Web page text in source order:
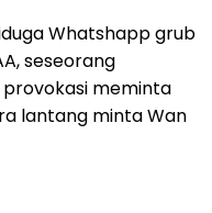
Whatshapp grub
seseorang
provokasi meminta
lantang minta Wan